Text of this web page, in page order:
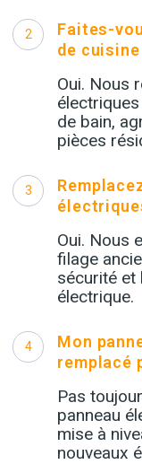
2
Faites-
de
Oui. Nous
de bain,
pièces
3
Oui. Nous
filage
sécurité et
électrique.
4
Mon
remplacé
Pas
panneau
mise à
nouveaux